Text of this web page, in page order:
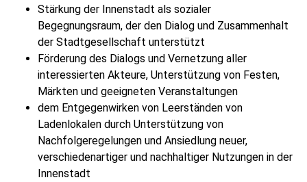
Stärkung der Innenstadt als sozialer
Begegnungsraum, der den Dialog und Zusammenhalt
der Stadtgesellschaft unterstützt
Förderung des Dialogs und Vernetzung aller
interessierten Akteure, Unterstützung von Festen,
Märkten und geeigneten Veranstaltungen
dem Entgegenwirken von Leerständen von
Ladenlokalen durch Unterstützung von
Nachfolgeregelungen und Ansiedlung neuer,
verschiedenartiger und nachhaltiger Nutzungen in der
Innenstadt